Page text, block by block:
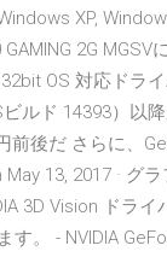
XP,
2G
OS 対応ドラ
ルド 14393）以
後だ さらに、
13, 2017 · グ
3D Vision ドラ
。 - NVIDIA